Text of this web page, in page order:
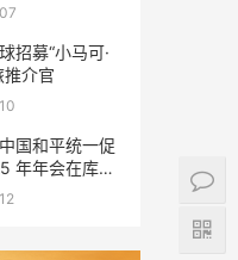
招募“小马可·
推介官
国和平统一促
年年会在库拉
，共绘反“独”